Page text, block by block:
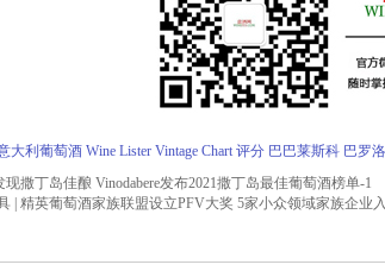
大利葡萄酒 Wine Lister Vintage Chart 评分 巴巴莱斯科 巴罗洛
现撒丁岛佳酿 Vinodabere发布2021撒丁岛最佳葡萄酒榜单-1
| 精英葡萄酒家族联盟设立PFV大奖 5家小众领域家族企业